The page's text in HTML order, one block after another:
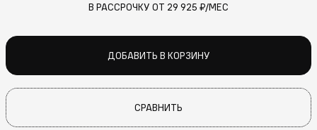
В РАССРОЧКУ ОТ 29 925 ₽/МЕС
ДОБАВИТЬ В КОРЗИНУ
СРАВНИТЬ